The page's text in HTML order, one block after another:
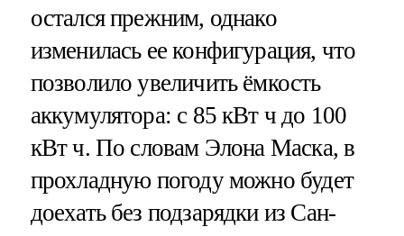
остался прежним, однако
изменилась ее конфигурация, что
позволило увеличить ёмкость
аккумулятора: с 85 кВт ч до 100
кВт ч. По словам Элона Маска, в
прохладную погоду можно будет
доехать без подзарядки из Сан-